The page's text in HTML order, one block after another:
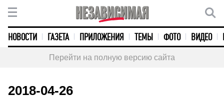
НОВОСТИ ГАЗЕТА ПРИЛОЖЕНИЯ ТЕМЫ ФОТО ВИДЕО
Перейти на полную версию сайта
2018-04-26